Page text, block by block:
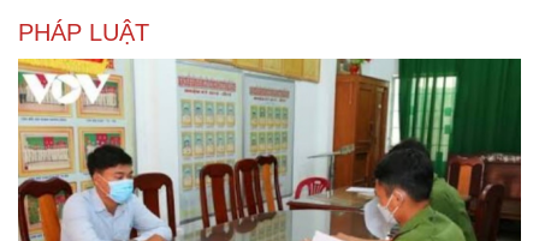
Hạt giống tâm hồn
PHÁP LUẬT